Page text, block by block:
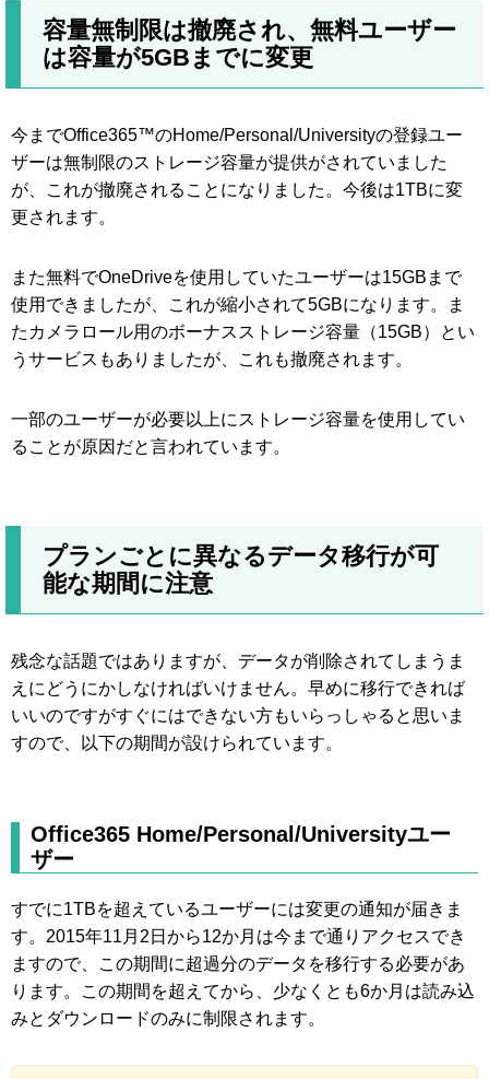
容量無制限は撤廃され、無料ユーザー
は容量が5GBまでに変更
今までOffice365™のHome/Personal/Universityの登録ユー
ザーは無制限のストレージ容量が提供がされていました
が、これが撤廃されることになりました。今後は1TBに変
更されます。
また無料でOneDriveを使用していたユーザーは15GBまで
使用できましたが、これが縮小されて5GBになります。ま
たカメラロール用のボーナスストレージ容量（15GB）とい
うサービスもありましたが、これも撤廃されます。
一部のユーザーが必要以上にストレージ容量を使用してい
ることが原因だと言われています。
プランごとに異なるデータ移行が可
能な期間に注意
残念な話題ではありますが、データが削除されてしまうま
えにどうにかしなければいけません。早めに移行できれば
いいのですがすぐにはできない方もいらっしゃると思いま
すので、以下の期間が設けられています。
Office365 Home/Personal/Universityユー
ザー
すでに1TBを超えているユーザーには変更の通知が届きま
す。2015年11月2日から12か月は今まで通りアクセスでき
ますので、この期間に超過分のデータを移行する必要があ
ります。この期間を超えてから、少なくとも6か月は読み込
みとダウンロードのみに制限されます。